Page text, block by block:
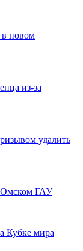
в новом
из-за
удалить
Омском ГАУ
Кубке мира